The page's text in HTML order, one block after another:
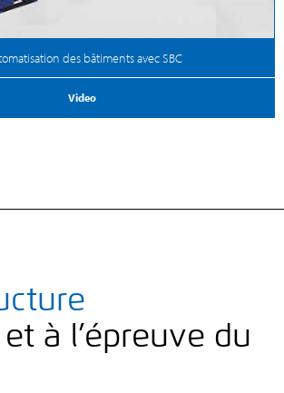
des bâtiments avec SBC
Video
à l’épreuve du